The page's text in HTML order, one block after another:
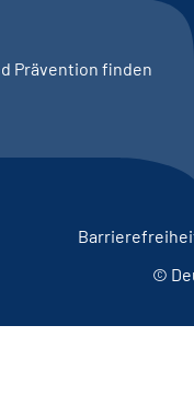
Prävention finden
©